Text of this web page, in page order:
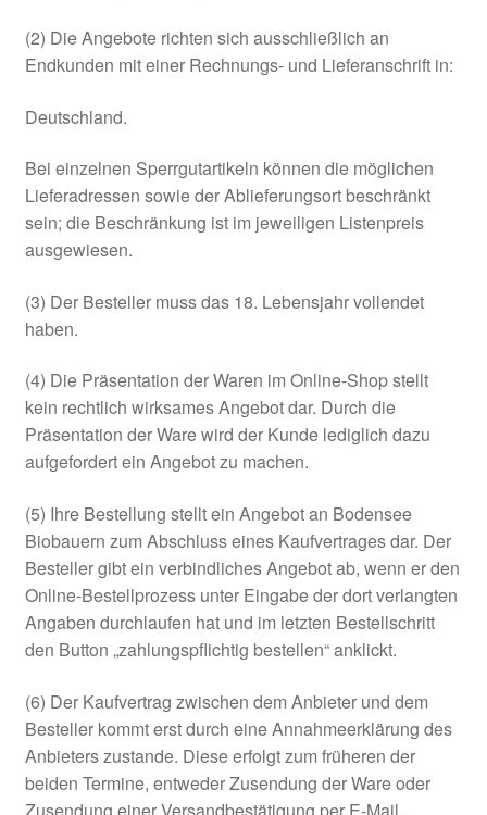
(2) Die Angebote richten sich ausschließlich an
Endkunden mit einer Rechnungs- und Lieferanschrift in:
Deutschland.
Bei einzelnen Sperrgutartikeln können die möglichen
Lieferadressen sowie der Ablieferungsort beschränkt
sein; die Beschränkung ist im jeweiligen Listenpreis
ausgewiesen.
(3) Der Besteller muss das 18. Lebensjahr vollendet
haben.
(4) Die Präsentation der Waren im Online-Shop stellt
kein rechtlich wirksames Angebot dar. Durch die
Präsentation der Ware wird der Kunde lediglich dazu
aufgefordert ein Angebot zu machen.
(5) Ihre Bestellung stellt ein Angebot an Bodensee
Biobauern zum Abschluss eines Kaufvertrages dar. Der
Besteller gibt ein verbindliches Angebot ab, wenn er den
Online-Bestellprozess unter Eingabe der dort verlangten
Angaben durchlaufen hat und im letzten Bestellschritt
den Button „zahlungspflichtig bestellen“ anklickt.
(6) Der Kaufvertrag zwischen dem Anbieter und dem
Besteller kommt erst durch eine Annahmeerklärung des
Anbieters zustande. Diese erfolgt zum früheren der
beiden Termine, entweder Zusendung der Ware oder
Zusendung einer Versandbestätigung per E-Mail.